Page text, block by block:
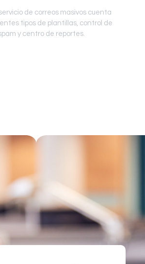
de correos masivos cuenta
tipos de plantillas, control de
y centro de reportes.